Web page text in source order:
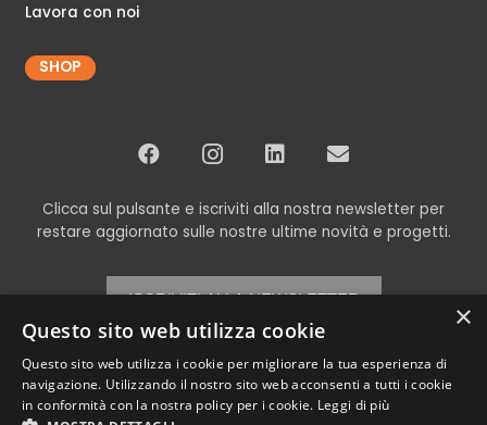
Lavora con noi
SHOP
Clicca sul pulsante e iscriviti alla nostra newsletter per
restare aggiornato sulle nostre ultime novità e progetti.
ISCRIVITI ALLA NEWSLETTER
© Copyright 2024 Codex srl – Tutti i diritti riservati
P.Iva e C.F. 00898460266 – REA TV-269315 – Cap.Soc. € 11.000,00 i.v. –
×
Questo sito web utilizza cookie
Questo sito web utilizza i cookie per migliorare la tua esperienza di
navigazione. Utilizzando il nostro sito web acconsenti a tutti i cookie
in conformità con la nostra policy per i cookie. Leggi di più